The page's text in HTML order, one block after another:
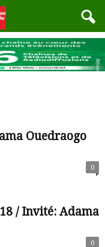
Ouedraogo
0
/ Invité: Adama
0